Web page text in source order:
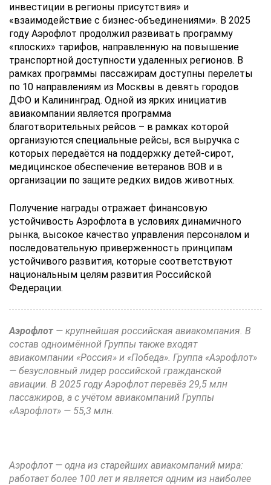
инвестиции в регионы присутствия» и
«взаимодействие с бизнес-объединениями». В 2025
году Аэрофлот продолжил развивать программу
«плоских» тарифов, направленную на повышение
транспортной доступности удаленных регионов. В
рамках программы пассажирам доступны перелеты
по 10 направлениям из Москвы в девять городов
ДФО и Калининград. Одной из ярких инициатив
авиакомпании является программа
благотворительных рейсов – в рамках которой
организуются специальные рейсы, вся выручка с
которых передаётся на поддержку детей-сирот,
медицинское обеспечение ветеранов ВОВ и в
организации по защите редких видов животных.
Получение награды отражает финансовую
устойчивость Аэрофлота в условиях динамичного
рынка, высокое качество управления персоналом и
последовательную приверженность принципам
устойчивого развития, которые соответствуют
национальным целям развития Российской
Федерации.
Аэрофлот— крупнейшая российская авиакомпания. В
состав одноимённой Группы также входят
авиакомпании «Россия» и «Победа». Группа «Аэрофлот»
— безусловный лидер российской гражданской
авиации. В 2025 году Аэрофлот перевёз 29,5 млн
пассажиров, а с учётом авиакомпаний Группы
«Аэрофлот» — 55,3 млн.
Аэрофлот — одна из старейших авиакомпаний мира:
работает более 100 лет и является одним из наиболее